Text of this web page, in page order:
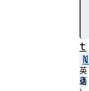
N
a
t